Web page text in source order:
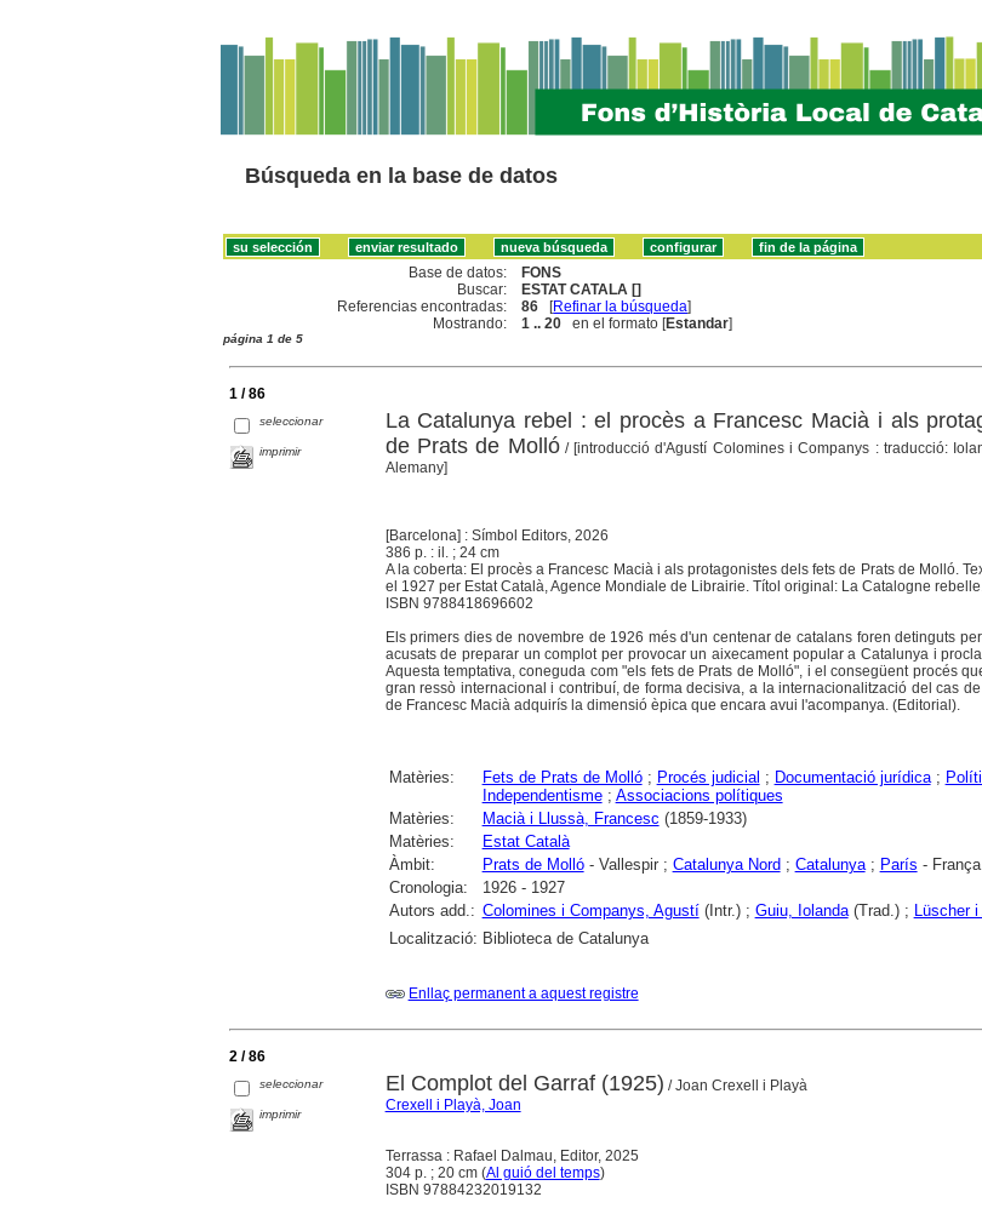
Búsqueda en la base de datos
Base de datos:
FONS
Buscar:
ESTAT CATALA []
Referencias encontradas:
86 [Refinar la búsqueda]
Mostrando:
1 .. 20 en el formato [Estandar]
página 1 de 5
1 / 86
seleccionar
imprimir
La Catalunya rebel : el procès a Francesc Macià i als
de Prats de Molló/ [introducció d'Agustí Colomines i Companys : traducció:
Alemany]
[Barcelona] : Símbol Editors, 2026
386 p. : il. ; 24 cm
A la coberta: El procès a Francesc Macià i als protagonistes dels fets de Prats de Molló.
el 1927 per Estat Català, Agence Mondiale de Librairie. Títol original: La Catalogne
ISBN 9788418696602
Els primers dies de novembre de 1926 més d'un centenar de catalans foren detinguts
acusats de preparar un complot per provocar un aixecament popular a Catalunya i
Aquesta temptativa, coneguda com "els fets de Prats de Molló", i el consegüent procés
gran ressò internacional i contribuí, de forma decisiva, a la internacionalització del cas
de Francesc Macià adquirís la dimensió èpica que encara avui l'acompanya. (Editorial).
Matèries: Fets de Prats de Molló; Procés judicial ; Documentació jurídica;
Independentisme; Associacions polítiques
Matèries:
Macià i Llussà, Francesc (1859-1933)
Matèries:
Estat Català
Àmbit:
Prats de Molló- Vallespir ; Catalunya Nord ; Catalunya; París - França
Cronologia:
1926 - 1927
Autors add.: Colomines i Companys, Agustí(Intr.) ; Guiu, Iolanda(Trad.) ; Lüscher
Localització: Biblioteca de Catalunya
Enllaç permanent a aquest registre
2 / 86
seleccionar
imprimir
El Complot del Garraf (1925) / Joan Crexell i Playà
Crexell i Playà, Joan
Terrassa : Rafael Dalmau, Editor, 2025
304 p. ; 20 cm (Al guió del temps)
ISBN 97884232019132